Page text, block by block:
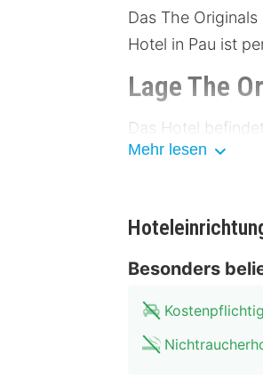
Das The
Hotel in Pau ist
Lage The
Das Hotel
zu Fuß
Schloss Pau:
Botanischer
Stadttheater:
Mehr lesen
Besonders